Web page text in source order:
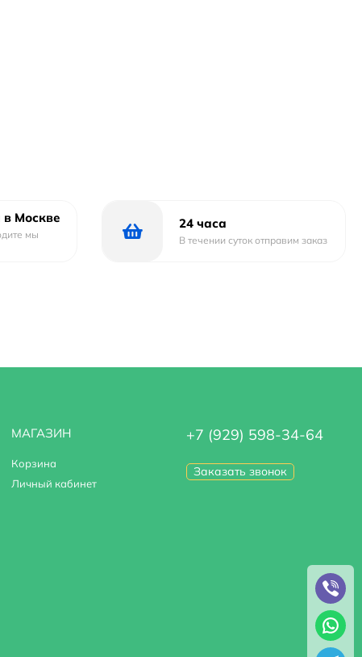
Москве
мы
24 часа
В течении суток отправим заказ
МАГАЗИН
Корзина
Личный кабинет
+7 (929) 598-34-64
Заказать звонок